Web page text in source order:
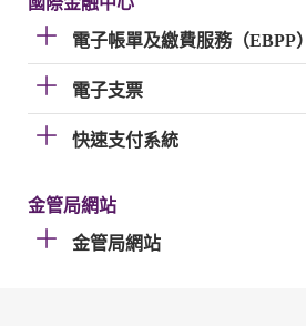
電子帳單及繳費服務（EBPP）
電子支票
快速支付系統
金管局網站
金管局網站